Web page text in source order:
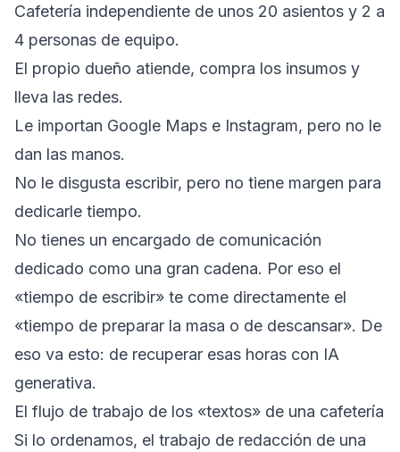
Cafetería independiente de unos 20 asientos y 2 a
4 personas de equipo.
El propio dueño atiende, compra los insumos y
lleva las redes.
Le importan Google Maps e Instagram, pero no le
dan las manos.
No le disgusta escribir, pero no tiene margen para
dedicarle tiempo.
No tienes un encargado de comunicación
dedicado como una gran cadena. Por eso el
«tiempo de escribir» te come directamente el
«tiempo de preparar la masa o de descansar». De
eso va esto: de recuperar esas horas con IA
generativa.
El flujo de trabajo de los «textos» de una cafetería
Si lo ordenamos, el trabajo de redacción de una